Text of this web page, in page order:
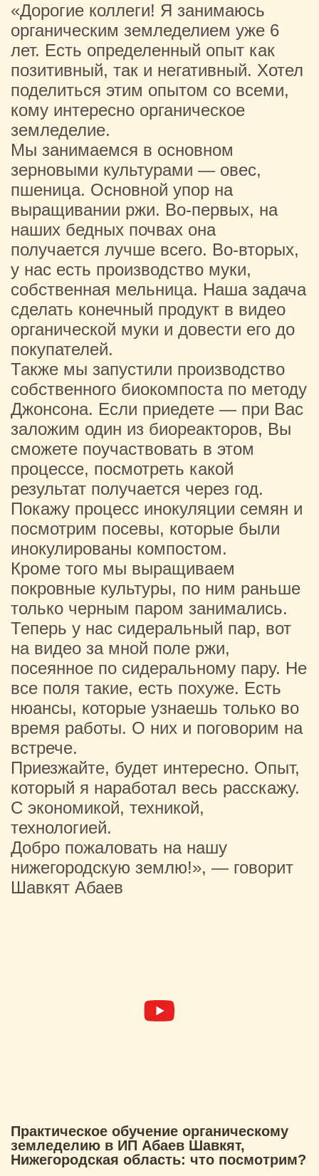
«Дорогие коллеги! Я занимаюсь
органическим земледелием уже 6
лет. Есть определенный опыт как
позитивный, так и негативный. Хотел
поделиться этим опытом со всеми,
кому интересно органическое
земледелие.
Мы занимаемся в основном
зерновыми культурами — овес,
пшеница. Основной упор на
выращивании ржи. Во-первых, на
наших бедных почвах она
получается лучше всего. Во-вторых,
у нас есть производство муки,
собственная мельница. Наша задача
сделать конечный продукт в видео
органической муки и довести его до
покупателей.
Также мы запустили производство
собственного биокомпоста по методу
Джонсона. Если приедете — при Вас
заложим один из биореакторов, Вы
сможете поучаствовать в этом
процессе, посмотреть какой
результат получается через год.
Покажу процесс инокуляции семян и
посмотрим посевы, которые были
инокулированы компостом.
Кроме того мы выращиваем
покровные культуры, по ним раньше
только черным паром занимались.
Теперь у нас сидеральный пар, вот
на видео за мной поле ржи,
посеянное по сидеральному пару. Не
все поля такие, есть похуже. Есть
нюансы, которые узнаешь только во
время работы. О них и поговорим на
встрече.
Приезжайте, будет интересно. Опыт,
который я наработал весь расскажу.
С экономикой, техникой,
технологией.
Добро пожаловать на нашу
нижегородскую землю!», — говорит
Шавкят Абаев
Практическое обучение органическому
земледелию в ИП Абаев Шавкят,
Нижегородская область: что посмотрим?